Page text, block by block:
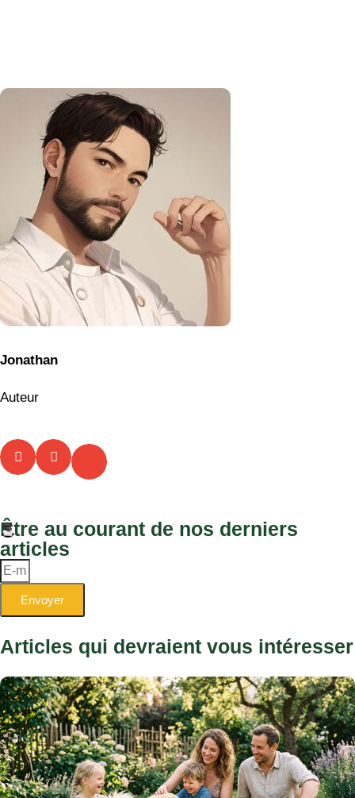
Jonathan
Auteur
Être au courant de nos derniers
articles
Envoyer
Articles qui devraient vous intéresser